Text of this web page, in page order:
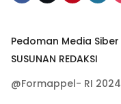
Pedoman Media Siber
SUSUNAN REDAKSI
@Formappel- RI 2024